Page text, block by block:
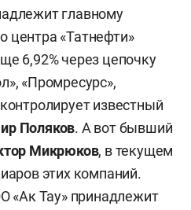
главному
центра «Татнефти»
6,92% через цепочку
«Промресурс»,
известный
Поляков. А вот бывший
Микрюков, в текущем
этих компаний.
«Ак Тау» принадлежит